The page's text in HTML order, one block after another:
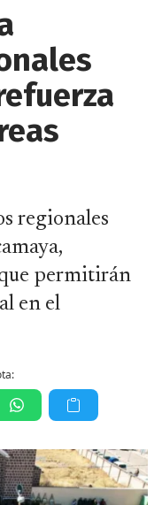
regionales
permitirán
en el